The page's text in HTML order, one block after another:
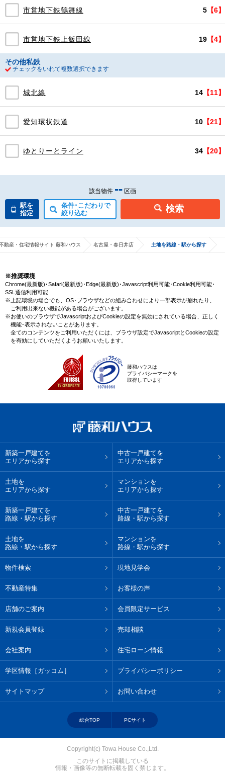
市営地下鉄鶴舞線 【6】
5
市営地下鉄上飯田線 【4】
19
その他私鉄
チェックをいれて複数選択できます
城北線 【11】
14
愛知環状鉄道 【21】
10
ゆとりーとライン 【20】
34
該当物件 -- 区画
駅を
指定
条件･こだわりで
絞り込む
検索
動産・住宅情報サイト 藤和ハウス 名古屋・春日井店 土地を路線・駅から探す
※推奨環境
Chrome(最新版)･Safari(最新版)･Edge(最新版)･Javascript利用可能･Cookie利用可能･
SSL通信利用可能
※上記環境の場合でも、OS･ブラウザなどの組み合わせにより一部表示が崩れたり、
ご利用出来ない機能がある場合がございます。
※お使いのブラウザでJavascriptおよびCookieの設定を無効にされている場合、正しく
機能･表示されないことがあります。
全てのコンテンツをご利用いただくには、ブラウザ設定でJavascriptとCookieの設定
を有効にしていただくようお願いいたします。
藤和ハウスは
プライバシーマークを
取得しています
新築一戸建てを
エリアから探す
中古一戸建てを
エリアから探す
土地を
エリアから探す
マンションを
エリアから探す
新築一戸建てを
路線・駅から探す
中古一戸建てを
路線・駅から探す
土地を
路線・駅から探す
マンションを
路線・駅から探す
物件検索 現地見学会
不動産特集 お客様の声
店舗のご案内 会員限定サービス
新規会員登録 売却相談
会社案内 住宅ローン情報
学区情報［ガッコム］ プライバシーポリシー
サイトマップ お問い合わせ
総合TOP PCサイト
Copyright(c) Towa House Co.,Ltd.
このサイトに掲載している
情報・画像等の無断転載を固く禁じます。